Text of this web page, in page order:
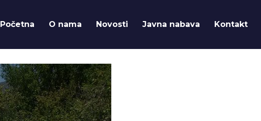
Početna O nama Novosti Javna nabava Kontakt